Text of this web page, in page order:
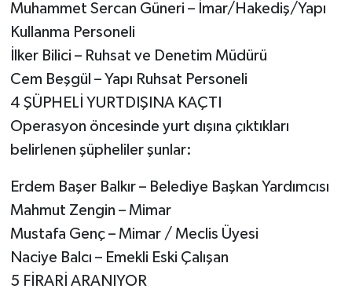
Muhammet Sercan Güneri – İmar/Hakediş/Yapı
Kullanma Personeli
İlker Bilici – Ruhsat ve Denetim Müdürü
Cem Beşgül – Yapı Ruhsat Personeli
4 ŞÜPHELİ YURTDIŞINA KAÇTI
Operasyon öncesinde yurt dışına çıktıkları
belirlenen şüpheliler şunlar:
Erdem Başer Balkır – Belediye Başkan Yardımcısı
Mahmut Zengin – Mimar
Mustafa Genç – Mimar / Meclis Üyesi
Naciye Balcı – Emekli Eski Çalışan
5 FİRARİ ARANIYOR